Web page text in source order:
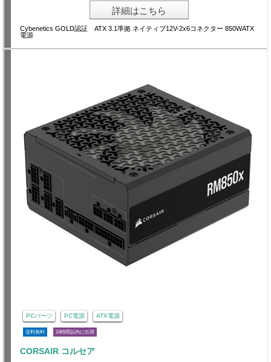
詳細はこちら
Cybenetics GOLD認証 ATX 3.1準拠 ネイティブ12V-2x6コネクター 850WATX
電源
PCパーツ PC電源 ATX電源
送料無料 24時間以内に出荷
CORSAIR コルセア